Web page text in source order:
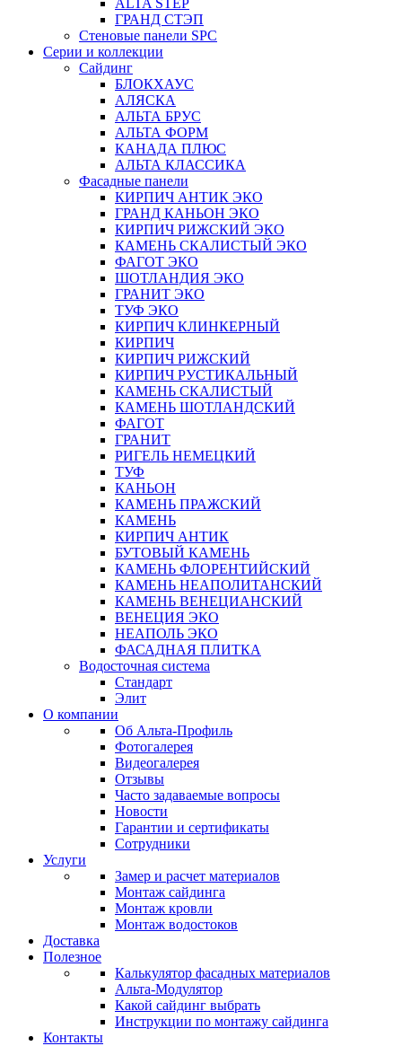
ALTA STEP
ГРАНД СТЭП
Стеновые панели SPC
Серии и коллекции
Сайдинг
БЛОКХАУС
АЛЯСКА
АЛЬТА БРУС
АЛЬТА ФОРМ
КАНАДА ПЛЮС
АЛЬТА КЛАССИКА
Фасадные панели
КИРПИЧ АНТИК ЭКО
ГРАНД КАНЬОН ЭКО
КИРПИЧ РИЖСКИЙ ЭКО
КАМЕНЬ СКАЛИСТЫЙ ЭКО
ФАГОТ ЭКО
ШОТЛАНДИЯ ЭКО
ГРАНИТ ЭКО
ТУФ ЭКО
КИРПИЧ КЛИНКЕРНЫЙ
КИРПИЧ
КИРПИЧ РИЖСКИЙ
КИРПИЧ РУСТИКАЛЬНЫЙ
КАМЕНЬ СКАЛИСТЫЙ
КАМЕНЬ ШОТЛАНДСКИЙ
ФАГОТ
ГРАНИТ
РИГЕЛЬ НЕМЕЦКИЙ
ТУФ
КАНЬОН
КАМЕНЬ ПРАЖСКИЙ
КАМЕНЬ
КИРПИЧ АНТИК
БУТОВЫЙ КАМЕНЬ
КАМЕНЬ ФЛОРЕНТИЙСКИЙ
КАМЕНЬ НЕАПОЛИТАНСКИЙ
КАМЕНЬ ВЕНЕЦИАНСКИЙ
ВЕНЕЦИЯ ЭКО
НЕАПОЛЬ ЭКО
ФАСАДНАЯ ПЛИТКА
Водосточная система
Стандарт
Элит
О компании
Об Альта-Профиль
Фотогалерея
Видеогалерея
Отзывы
Часто задаваемые вопросы
Новости
Гарантии и сертификаты
Сотрудники
Услуги
Замер и расчет материалов
Монтаж сайдинга
Монтаж кровли
Монтаж водостоков
Доставка
Полезное
Калькулятор фасадных материалов
Альта-Модулятор
Какой сайдинг выбрать
Инструкции по монтажу сайдинга
Контакты